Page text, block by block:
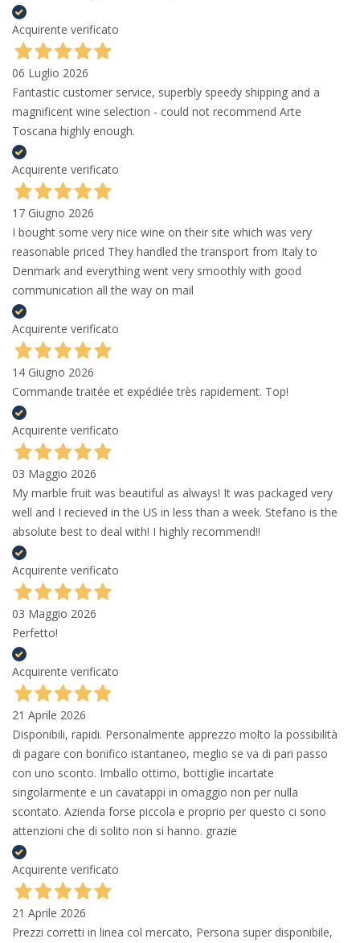
Acquirente verificato
06 Luglio 2026
Fantastic customer service, superbly speedy shipping and a
magnificent wine selection - could not recommend Arte
Toscana highly enough.
Acquirente verificato
17 Giugno 2026
I bought some very nice wine on their site which was very
reasonable priced They handled the transport from Italy to
Denmark and everything went very smoothly with good
communication all the way on mail
Acquirente verificato
14 Giugno 2026
Commande traitée et expédiée très rapidement. Top!
Acquirente verificato
03 Maggio 2026
My marble fruit was beautiful as always! It was packaged very
well and I recieved in the US in less than a week. Stefano is the
absolute best to deal with! I highly recommend!!
Acquirente verificato
03 Maggio 2026
Perfetto!
Acquirente verificato
21 Aprile 2026
Disponibili, rapidi. Personalmente apprezzo molto la possibilità
di pagare con bonifico istantaneo, meglio se va di pari passo
con uno sconto. Imballo ottimo, bottiglie incartate
singolarmente e un cavatappi in omaggio non per nulla
scontato. Azienda forse piccola e proprio per questo ci sono
attenzioni che di solito non si hanno. grazie
Acquirente verificato
21 Aprile 2026
Prezzi corretti in linea col mercato, Persona super disponibile,